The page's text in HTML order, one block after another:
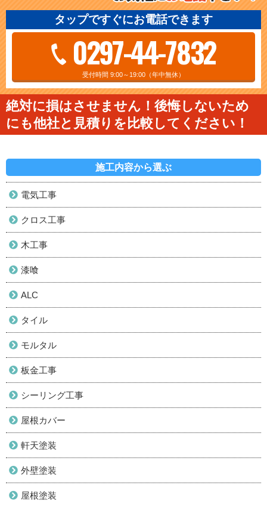
タップですぐにお電話できます
0297-44-7832
受付時間 9:00～19:00（年中無休）
絶対に損はさせません！後悔しないため
にも他社と見積りを比較してください！
施工内容から選ぶ
電気工事
クロス工事
木工事
漆喰
ALC
タイル
モルタル
板金工事
シーリング工事
屋根カバー
軒天塗装
外壁塗装
屋根塗装